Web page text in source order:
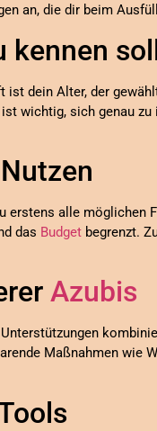
an, die dir beim
kennen
dein Alter, der
wichtig, sich genau
erstens alle möglichen
das Budget begrenzt.
Azubis
Maßnahmen wie